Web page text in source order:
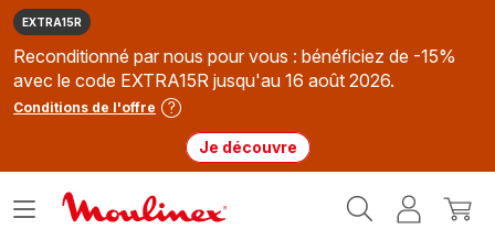
EXTRA15R
Reconditionné par nous pour vous : bénéficiez de -15%
avec le code EXTRA15R jusqu'au 16 août 2026.
Conditions de l'offre
Je découvre
MonMon
Ouvrir